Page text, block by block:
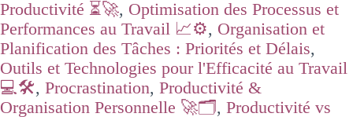
Productivité ⏳🚀, Optimisation des Processus et
Performances au Travail 📈⚙️, Organisation et
Planification des Tâches : Priorités et Délais,
Outils et Technologies pour l'Efficacité au Travail
💻🛠️, Procrastination, Productivité &
Organisation Personnelle 🚀🗂️, Productivité vs